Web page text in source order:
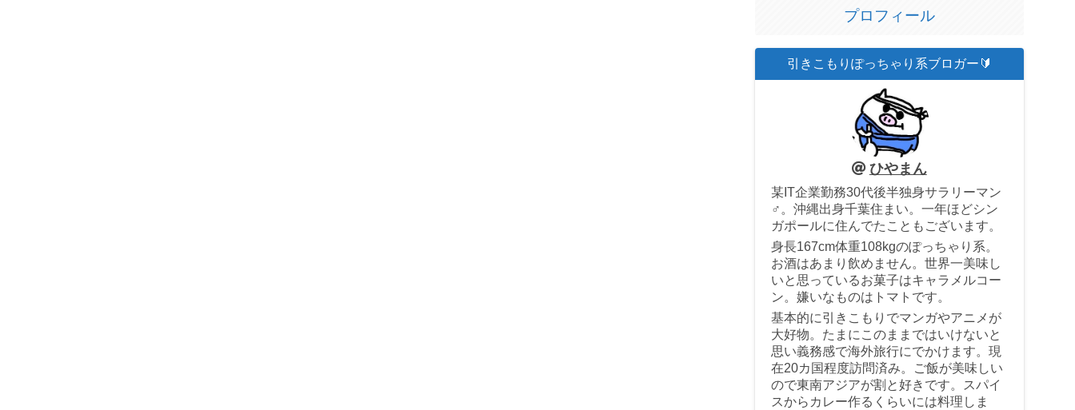
プロフィール
引きこもりぽっちゃり系ブロガー🔰
ひやまん
某IT企業勤務30代後半独身サラリーマン
♂。沖縄出身千葉住まい。一年ほどシン
ガポールに住んでたこともございます。
身長167cm体重108kgのぽっちゃり系。
お酒はあまり飲めません。世界一美味し
いと思っているお菓子はキャラメルコー
ン。嫌いなものはトマトです。
基本的に引きこもりでマンガやアニメが
大好物。たまにこのままではいけないと
思い義務感で海外旅行にでかけます。現
在20カ国程度訪問済み。ご飯が美味しい
ので東南アジアが割と好きです。スパイ
スからカレー作るくらいには料理しま